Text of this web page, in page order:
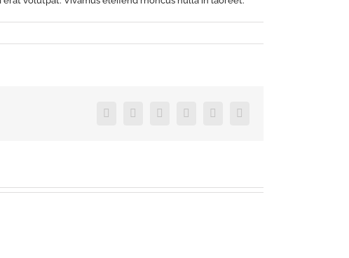
Facebook
X RedditLinkedInPinterestVk